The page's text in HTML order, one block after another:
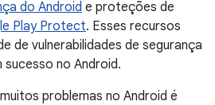
do Android e proteções de
Play Protect. Esses recursos
de vulnerabilidades de segurança
no Android.
problemas no Android é